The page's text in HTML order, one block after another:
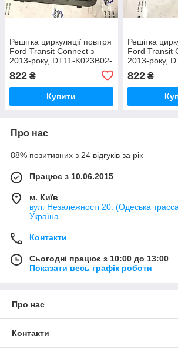
Решітка циркуляції повітря
Ford Transit Connect з
2013-року, DT11-K023B02-
822 ₴
Купити
Решітка
Ford Transit
2013-року,
822₴
Про нас
88% позитивних з 24 відгуків за рік
Працює з 10.06.2015
м. Київ
вул. Незалежності 20. (Одеська
Україна
Контакти
Сьогодні працює з 10:00 до 13:00
Показати весь графік роботи
Про нас
Контакти